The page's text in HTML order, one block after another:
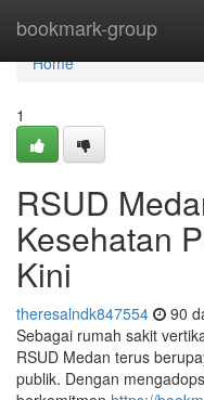
bookmark-group
Home
Home
1
RSUD
Kesehatan
Kini
theresalndk847554 90
Sebagai rumah sakit
RSUD Medan terus
publik. Dengan